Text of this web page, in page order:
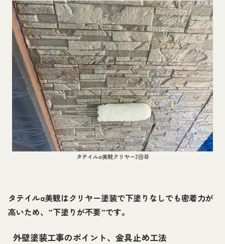
タテイルα美観クリヤー2回目
タテイルα美観はクリヤー塗装で下塗りなしでも密着力が
高いため、”下塗りが不要”です。
外壁塗装工事のポイント、金具止め工法